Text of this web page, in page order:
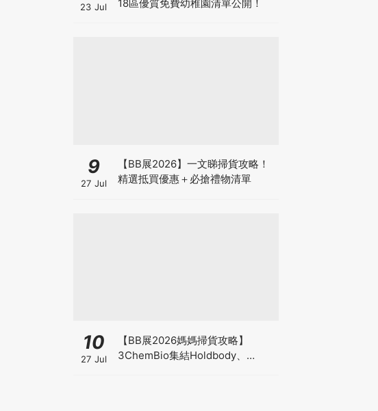
23 Jul
18區優質免費幼稚園清單公開！
9
27 Jul
【BB展2026】一文睇掃貨攻略！
精選抵買優惠＋必搶禮物清單
10
27 Jul
【BB展2026媽媽掃貨攻略】
3ChemBio集結Holdbody、